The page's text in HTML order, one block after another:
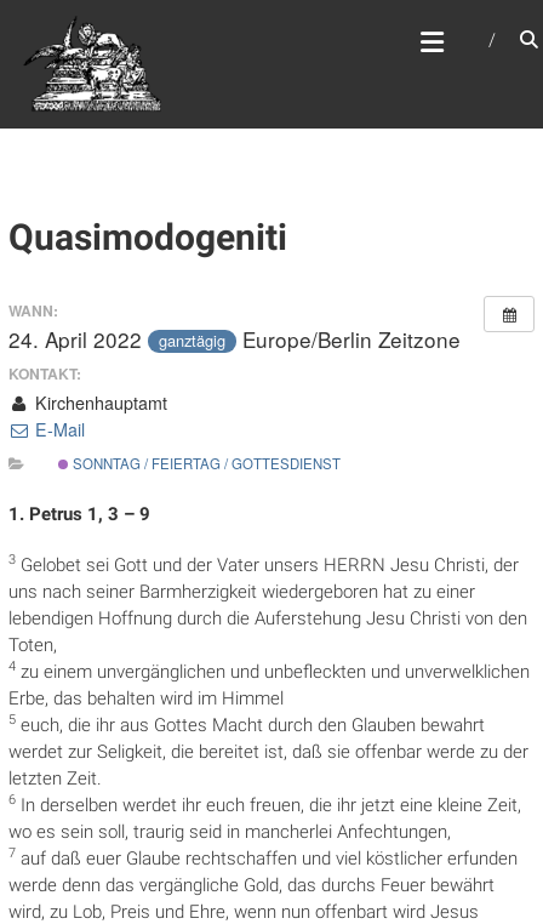
springen
WEBSITE DES
APOSTELAMTES JESU
CHRISTI KÖR
Quasimodogeniti
WANN:
24. April 2022 ganztägig Europe/Berlin Zeitzone
KONTAKT:
Kirchenhauptamt
E-Mail
SONNTAG / FEIERTAG / GOTTESDIENST
1. Petrus 1, 3 – 9
3 Gelobet sei Gott und der Vater unsers HERRN Jesu Christi, der
uns nach seiner Barmherzigkeit wiedergeboren hat zu einer
lebendigen Hoffnung durch die Auferstehung Jesu Christi von den
Toten,
4 zu einem unvergänglichen und unbefleckten und unverwelklichen
Erbe, das behalten wird im Himmel
5 euch, die ihr aus Gottes Macht durch den Glauben bewahrt
werdet zur Seligkeit, die bereitet ist, daß sie offenbar werde zu der
letzten Zeit.
6 In derselben werdet ihr euch freuen, die ihr jetzt eine kleine Zeit,
wo es sein soll, traurig seid in mancherlei Anfechtungen,
7 auf daß euer Glaube rechtschaffen und viel köstlicher erfunden
werde denn das vergängliche Gold, das durchs Feuer bewährt
wird, zu Lob, Preis und Ehre, wenn nun offenbart wird Jesus